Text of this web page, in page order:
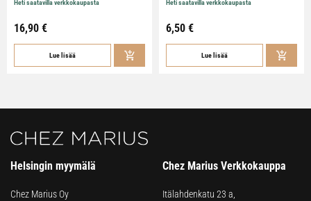
Heti saatavilla verkkokaupasta
16,90 €
Lue lisää
Heti saatavilla verkkokaupasta
6,50 €
Lue lisää
Helsingin myymälä
Chez Marius Oy
Chez Marius Verkkokauppa
Itälahdenkatu 23 a,